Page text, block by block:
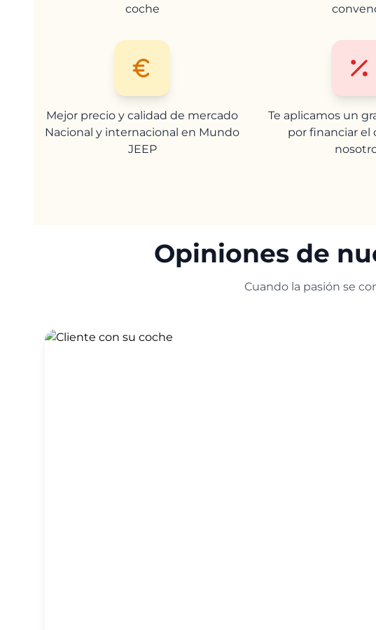
coche
Mejor precio y calidad de mercado
Nacional y internacional en Mundo
JEEP
Te aplicamos un
por financiar el
Opiniones de
Cuando la pasión se